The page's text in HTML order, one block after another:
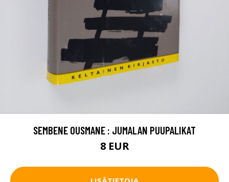
SEMBENE OUSMANE : JUMALAN PUUPALIKAT
8 EUR